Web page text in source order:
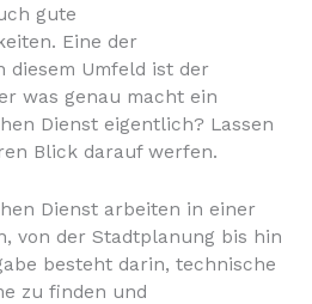
gute
Eine der
diesem Umfeld ist der
was genau macht ein
Dienst eigentlich? Lassen
Blick darauf werfen.
Dienst arbeiten in einer
von der Stadtplanung bis hin
besteht darin, technische
zu finden und